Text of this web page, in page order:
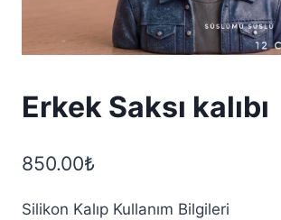
Erkek Saksı kalıbı
850.00₺
Silikon Kalıp Kullanım Bilgileri